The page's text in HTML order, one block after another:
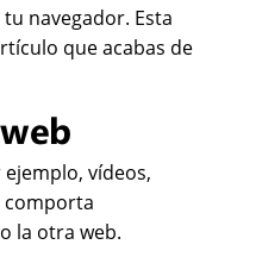
navegador. Esta
que acabas de
vídeos,
comporta
la otra web.